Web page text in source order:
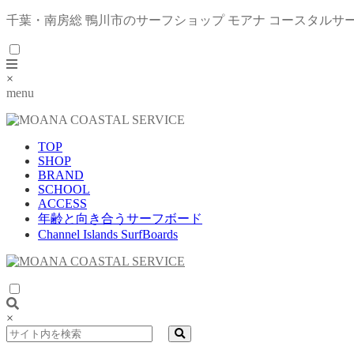
千葉・南房総 鴨川市のサーフショップ モアナ コースタルサ
×
menu
TOP
SHOP
BRAND
SCHOOL
ACCESS
年齢と向き合うサーフボード
Channel Islands SurfBoards
×